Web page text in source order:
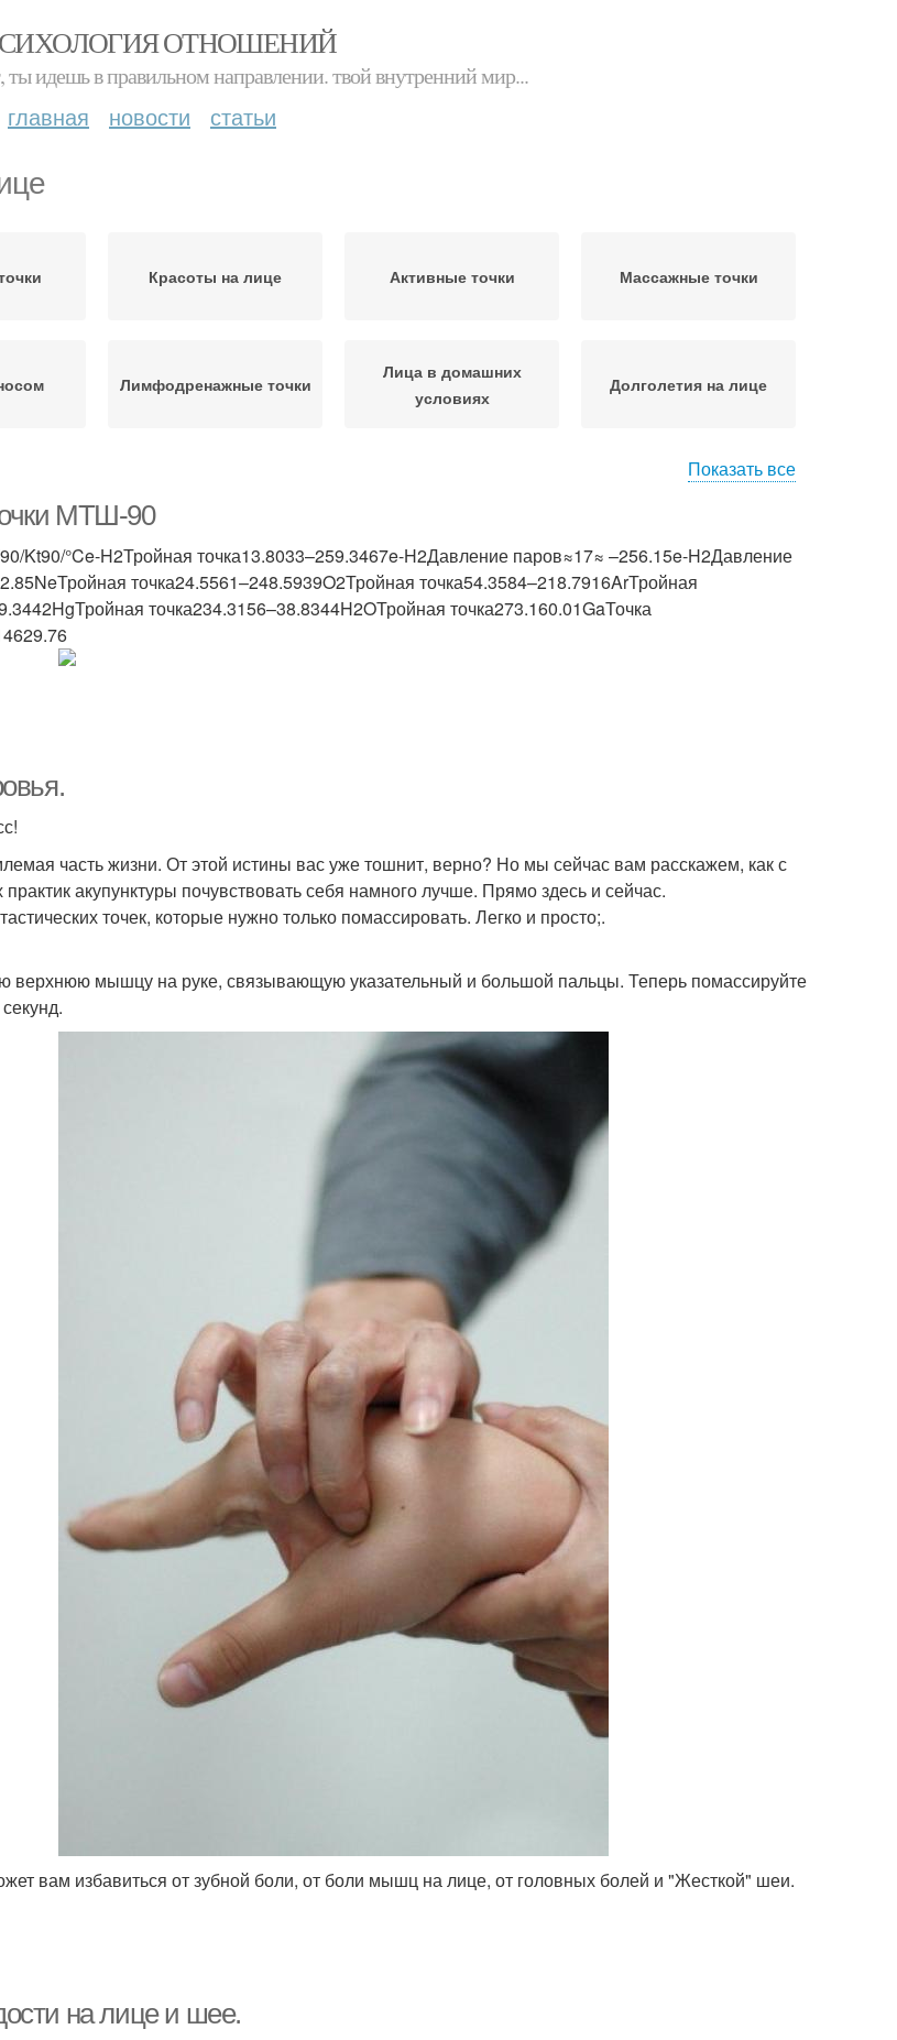
ОТНОШЕНИЙ
ты идешь в правильном направлении. твой внутренний мир...
главная новости статьи
Красоты на лице Активные точки Массажные точки
Лимфодренажные точки
Лица в домашних
условиях
Долголетия на лице
Болевые точки Печени на лице
Точка над верхней
Показать все
МТШ-90
Kt90/°Ce-H2Тройная точка13.8033–259.3467e-H2Давление паров≈17≈ –256.15e-H2Давление
точка24.5561–248.5939O2Тройная точка54.3584–218.7916ArТройная
точка234.3156–38.8344H2OТройная точка273.160.01GaТочка
часть жизни. От этой истины вас уже тошнит, верно? Но мы сейчас вам расскажем, как с
акупунктуры почувствовать себя намного лучше. Прямо здесь и сейчас.
точек, которые нужно только помассировать. Легко и просто;.
верхнюю мышцу на руке, связывающую указательный и большой пальцы. Теперь помассируйте
вам избавиться от зубной боли, от боли мышц на лице, от головных болей и "Жесткой" шеи.
на лице и шее.